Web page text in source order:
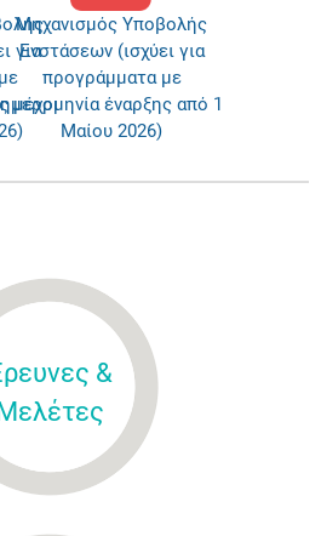
για
μέχρι
Μηχανισμός Υποβολής
Ενστάσεων (ισχύει για
προγράμματα με
ημερομηνία έναρξης από 1
Μαίου 2026)
&